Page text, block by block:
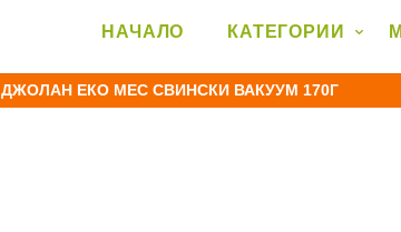
НАЧАЛО КАТЕГОРИИ
ДЖОЛАН ЕКО МЕС СВИНСКИ ВАКУУМ 170Г